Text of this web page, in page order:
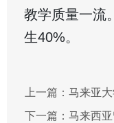
教学质量一流
生40%。
上一篇： 马来亚
下一篇： 马来西